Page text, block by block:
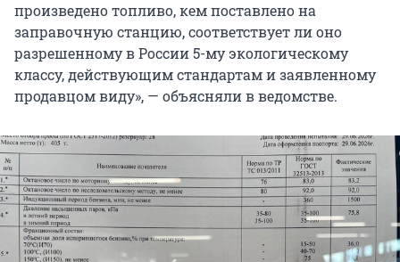
произведено топливо, кем поставлено на
заправочную станцию, соответствует ли оно
разрешенному в России 5-му экологическому
классу, действующим стандартам и заявленному
продавцом виду», — объясняли в ведомстве.